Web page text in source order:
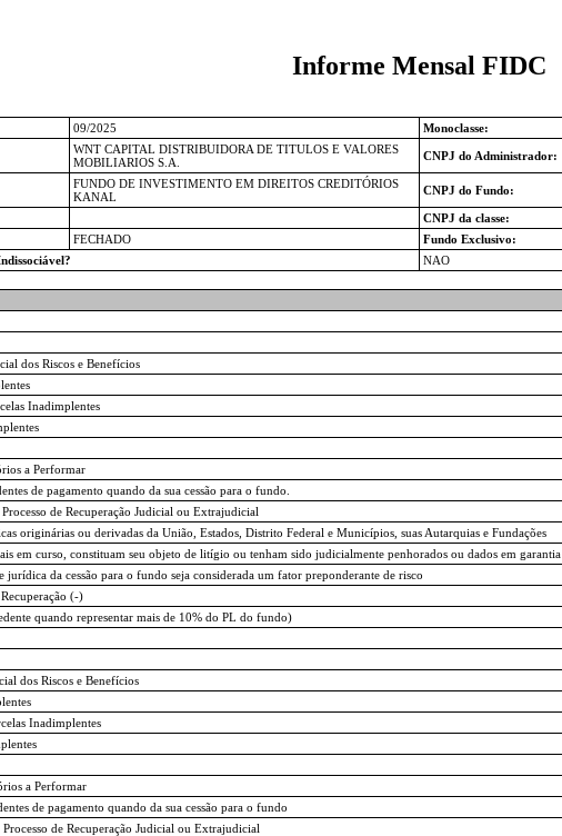
Informe Mensal FIDC
09/2025 Monoclasse:
WNT CAPITAL DISTRIBUIDORA DE TITULOS E VALORES
MOBILIARIOS S.A.
CNPJ do Administrador:
FUNDO DE INVESTIMENTO EM DIREITOS CREDITÓRIOS
KANAL
CNPJ do Fundo:
CNPJ da classe:
FECHADO Fundo Exclusivo:
NAO
dos Riscos e Benefícios
Inadimplentes
a Performar
de pagamento quando da sua cessão para o fundo.
de Recuperação Judicial ou Extrajudicial
originárias ou derivadas da União, Estados, Distrito Federal e Municípios, suas Autarquias e Fundações
em curso, constituam seu objeto de litígio ou tenham sido judicialmente penhorados ou dados em garantia
da cessão para o fundo seja considerada um fator preponderante de risco
(-)
quando representar mais de 10% do PL do fundo)
dos Riscos e Benefícios
Inadimplentes
a Performar
de pagamento quando da sua cessão para o fundo
de Recuperação Judicial ou Extrajudicial